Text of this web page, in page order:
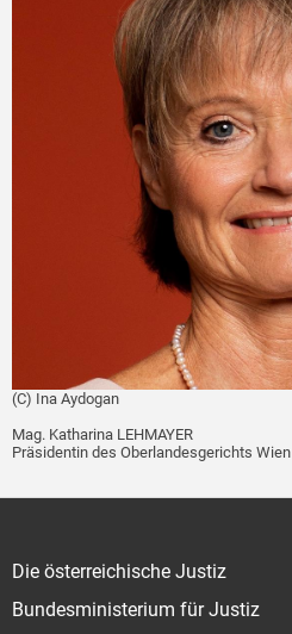
(C) Ina Aydogan
Mag. Katharina LEHMAYER
Präsidentin des Oberlandesgerichts Wien
Die österreichische Justiz
Bundesministerium für Justiz